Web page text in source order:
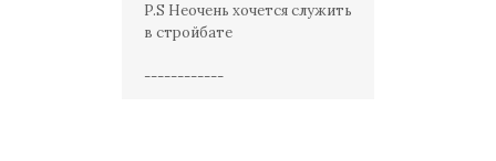
P.S Неочень хочется служить
в стройбате
------------